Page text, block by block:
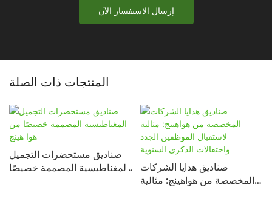
إرسال الاستفسار الآن
المنتجات ذات الصلة
صناديق مستحضرات التجميل
المغناطيسية المصممة خصيصًا
صناديق هدايا الشركات
المخصصة من هواهينج: مثالية